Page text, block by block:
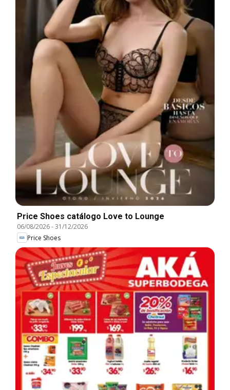
Price Shoes catálogo Love to Lounge
06/08/2026-31/12/2026
Price Shoes